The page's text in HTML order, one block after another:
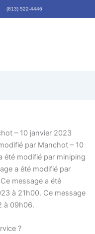
(813) 522-4446
– 10 janvier 2023
par Manchot – 10
été modifié par miniping
a été modifié par
message a été
à 21h00. Ce message
à 09h06.
?